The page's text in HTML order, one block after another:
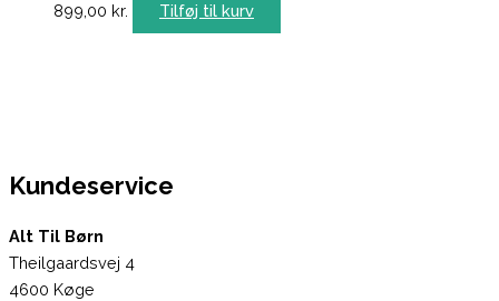
899,00 kr. Tilføj til kurv
Kundeservice
Alt Til Børn
Theilgaardsvej 4
4600 Køge